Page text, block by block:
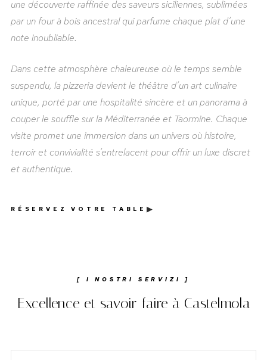
une découverte raffinée des saveurs siciliennes, sublimées
par un four à bois ancestral qui parfume chaque plat d’une
note inoubliable.
Dans cette atmosphère chaleureuse où le temps semble
suspendu, la pizzeria devient le théâtre d’un art culinaire
unique, porté par une hospitalité sincère et un panorama à
couper le souffle sur la Méditerranée et Taormine. Chaque
visite promet une immersion dans un univers où histoire,
terroir et convivialité s’entrelacent pour offrir un luxe discret
et authentique.
RÉSERVEZ VOTRE TABLE ▶
[ I NOSTRI SERVIZI ]
Excellence et savoir-faire à Castelmola